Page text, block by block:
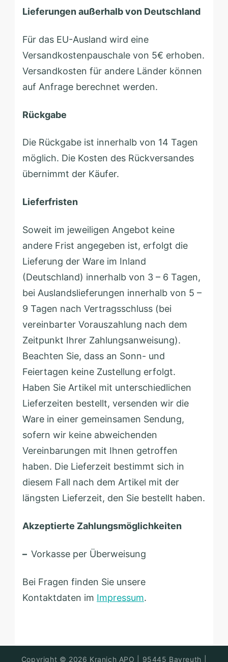
Lieferungen außerhalb von Deutschland
Für das EU-Ausland wird eine
Versandkostenpauschale von 5€ erhoben.
Versandkosten für andere Länder können
auf Anfrage berechnet werden.
Rückgabe
Die Rückgabe ist innerhalb von 14 Tagen
möglich. Die Kosten des Rückversandes
übernimmt der Käufer.
Lieferfristen
Soweit im jeweiligen Angebot keine
andere Frist angegeben ist, erfolgt die
Lieferung der Ware im Inland
(Deutschland) innerhalb von 3 – 6 Tagen,
bei Auslandslieferungen innerhalb von 5 –
9 Tagen nach Vertragsschluss (bei
vereinbarter Vorauszahlung nach dem
Zeitpunkt Ihrer Zahlungsanweisung).
Beachten Sie, dass an Sonn- und
Feiertagen keine Zustellung erfolgt.
Haben Sie Artikel mit unterschiedlichen
Lieferzeiten bestellt, versenden wir die
Ware in einer gemeinsamen Sendung,
sofern wir keine abweichenden
Vereinbarungen mit Ihnen getroffen
haben. Die Lieferzeit bestimmt sich in
diesem Fall nach dem Artikel mit der
längsten Lieferzeit, den Sie bestellt haben.
Akzeptierte Zahlungsmöglichkeiten
– Vorkasse per Überweisung
Bei Fragen finden Sie unsere
Kontaktdaten im Impressum.
Copyright © 2026 Kranich- 95326